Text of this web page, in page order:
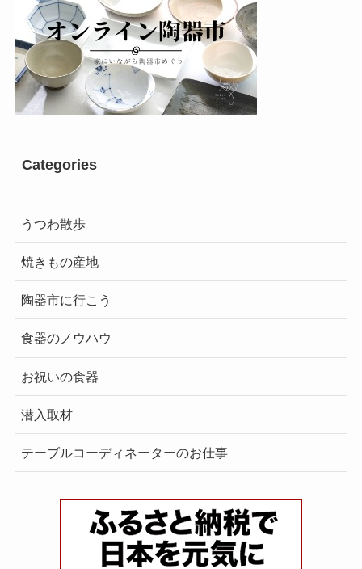
Categories
うつわ散歩
焼きもの産地
陶器市に行こう
食器のノウハウ
お祝いの食器
潜入取材
テーブルコーディネーターのお仕事